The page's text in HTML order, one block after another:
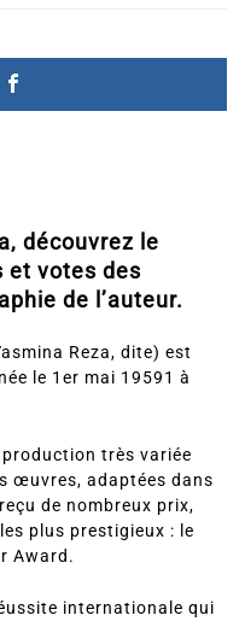
découvrez le
et votes des
de l’auteur.
Reza, dite) est
le 1er mai 19591 à
très variée
œuvres, adaptées dans
de nombreux prix,
plus prestigieux : le
Award.
internationale qui